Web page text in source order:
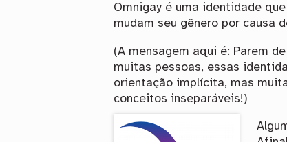
Omnigay é uma identidade
mudam seu gênero por causa
(A mensagem aqui é: Parem
muitas pessoas, essas
orientação implícita, mas
conceitos inseparáveis!)